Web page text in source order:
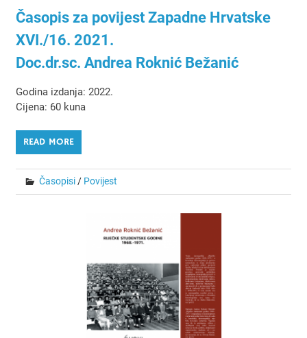
Časopis za povijest Zapadne Hrvatske
XVI./16. 2021.
Doc.dr.sc. Andrea Roknić Bežanić
Godina izdanja: 2022.
Cijena: 60 kuna
READ MORE
Časopisi/ Povijest